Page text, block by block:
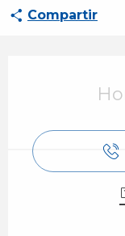
Compartir